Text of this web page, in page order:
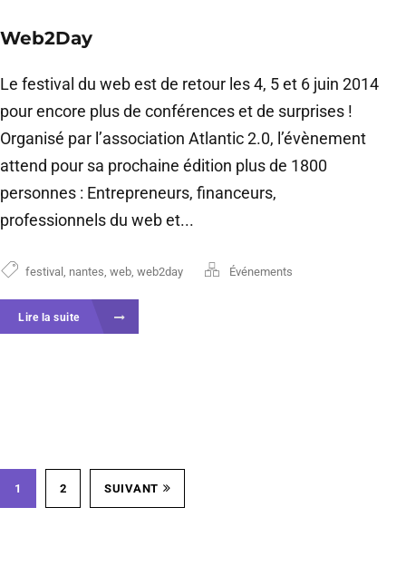
Web2Day
Le festival du web est de retour les 4, 5 et 6 juin 2014
pour encore plus de conférences et de surprises !
Organisé par lʼassociation Atlantic 2.0, lʼévènement
attend pour sa prochaine édition plus de 1800
personnes : Entrepreneurs, financeurs,
professionnels du web et...
festival nantes web web2day Événements
Lire la suite
1 2 SUIVANT